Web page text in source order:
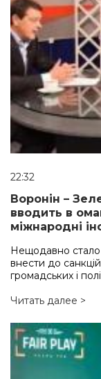
22:32
Воронін –
вводить в
міжнародні
Нещодавно стало
внести до
громадських і
Читать далее >